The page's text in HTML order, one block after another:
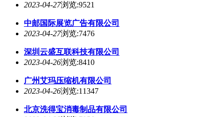
2023-04-27浏览:9521
中邮国际展览广告有限公司
2023-04-27浏览:7476
深圳云盛互联科技有限公司
2023-04-26浏览:8410
广州艾玛压缩机有限公司
2023-04-26浏览:11347
北京洗得宝消毒制品有限公司